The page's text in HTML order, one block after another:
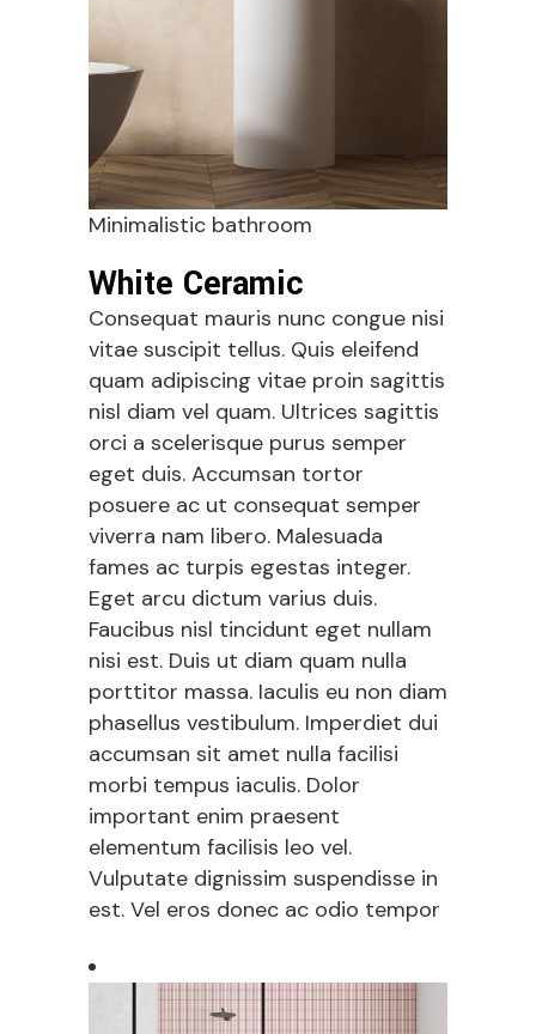
Minimalistic bathroom
White Ceramic
Consequat mauris nunc congue nisi
vitae suscipit tellus. Quis eleifend
quam adipiscing vitae proin sagittis
nisl diam vel quam. Ultrices sagittis
orci a scelerisque purus semper
eget duis. Accumsan tortor
posuere ac ut consequat semper
viverra nam libero. Malesuada
fames ac turpis egestas integer.
Eget arcu dictum varius duis.
Faucibus nisl tincidunt eget nullam
nisi est. Duis ut diam quam nulla
porttitor massa. Iaculis eu non diam
phasellus vestibulum. Imperdiet dui
accumsan sit amet nulla facilisi
morbi tempus iaculis. Dolor
important enim praesent
elementum facilisis leo vel.
Vulputate dignissim suspendisse in
est. Vel eros donec ac odio tempor